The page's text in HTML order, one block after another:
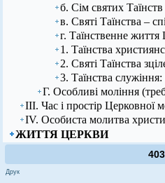
б. Сім святих Таїнств
в. Святі Таїнства –
г. Таїнственне життя
1. Таїнства
2. Святі Таїнства
3. Таїнства
Г. Особливі моління
ІІІ. Час і простір Церковної
ІV. Особиста молитва
ЖИТТЯ ЦЕРКВИ
403
Друк